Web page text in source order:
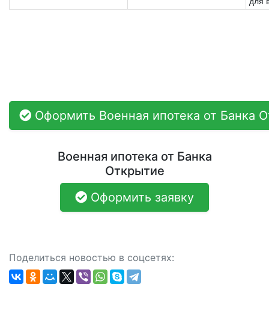
Оформить Военная ипотека от Банка
Военная ипотека от Банка
Открытие
Оформить заявку
Поделиться новостью в соцсетях: